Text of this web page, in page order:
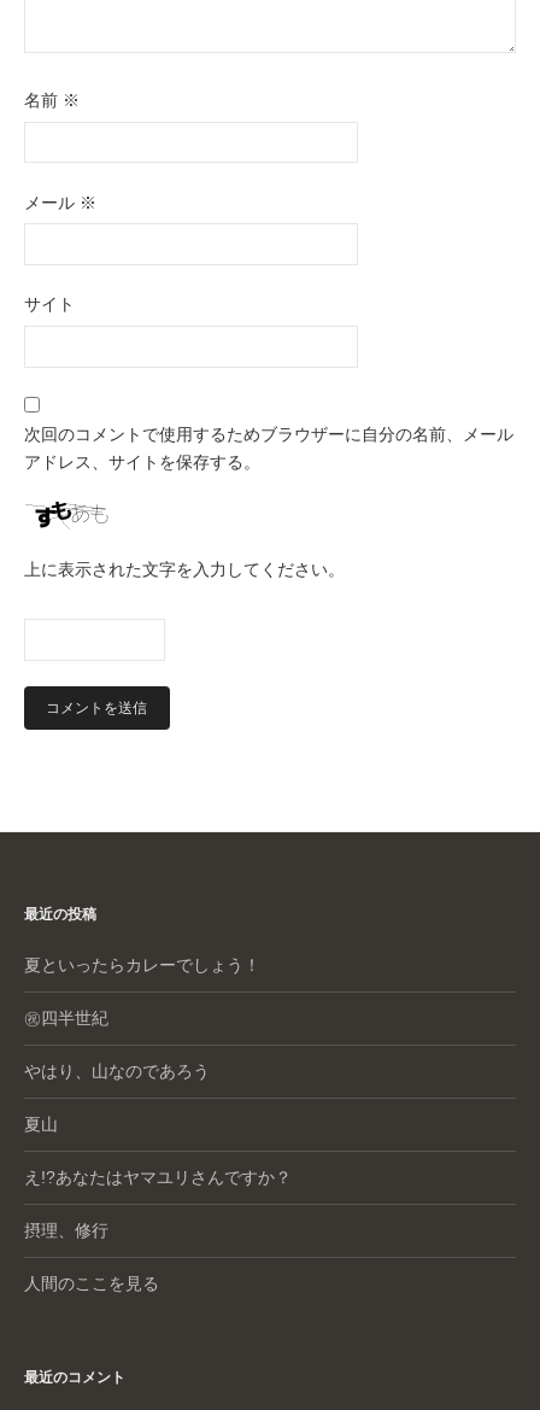
名前 ※
メール ※
サイト
次回のコメントで使用するためブラウザーに自分の名前、メール
アドレス、サイトを保存する。
上に表示された文字を入力してください。
最近の投稿
夏といったらカレーでしょう！
㊗️四半世紀
やはり、山なのであろう
夏山
え!?あなたはヤマユリさんですか？
摂理、修行
人間のここを見る
最近のコメント